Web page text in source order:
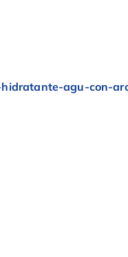
hidratante-agu-con-